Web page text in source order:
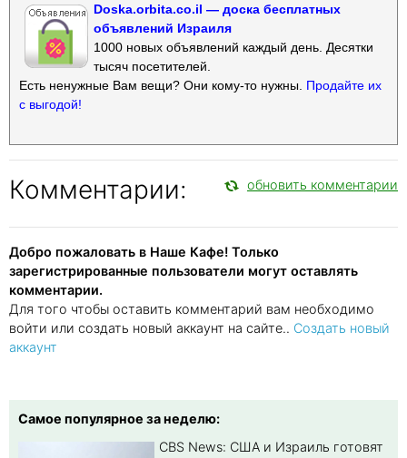
Doska.orbita.co.il — доска бесплатных
объявлений Израиля
1000 новых объявлений каждый день. Десятки
тысяч посетителей.
Есть ненужные Вам вещи? Они кому-то нужны. Продайте их
с выгодой!
Комментарии: обновить комментарии
Добро пожаловать в Наше Кафе! Только
зарегистрированные пользователи могут оставлять
комментарии.
Для того чтобы оставить комментарий вам необходимо
войти или создать новый аккаунт на сайте.. Создать новый
аккаунт
Самое популярное за неделю:
CBS News: США и Израиль готовят